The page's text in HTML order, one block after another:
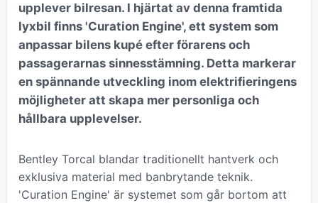
upplever bilresan. I hjärtat av denna framtida
lyxbil finns 'Curation Engine', ett system som
anpassar bilens kupé efter förarens och
passagerarnas sinnesstämning. Detta markerar
en spännande utveckling inom elektrifieringens
möjligheter att skapa mer personliga och
hållbara upplevelser.
Bentley Torcal blandar traditionellt hantverk och
exklusiva material med banbrytande teknik.
'Curation Engine' är systemet som går bortom att